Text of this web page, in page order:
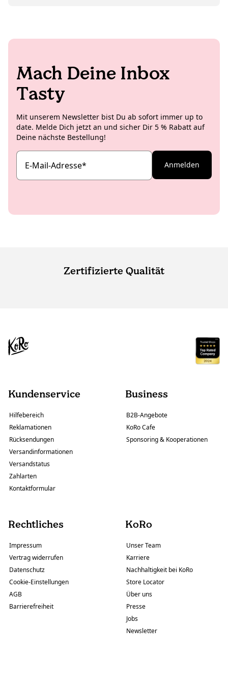
Mach Deine Inbox
Tasty
Mit unserem Newsletter bist Du ab sofort immer up to
date. Melde Dich jetzt an und sicher Dir 5 % Rabatt auf
Deine nächste Bestellung!
E-Mail-Adresse* Anmelden
Zertifizierte Qualität
Kundenservice
Hilfebereich
Reklamationen
Rücksendungen
Versandinformationen
Versandstatus
Zahlarten
Kontaktformular
Business
B2B-Angebote
KoRo Cafe
Sponsoring & Kooperationen
Rechtliches
Impressum
Vertrag widerrufen
Datenschutz
Cookie-Einstellungen
AGB
Barrierefreiheit
KoRo
Unser Team
Karriere
Nachhaltigkeit bei KoRo
Store Locator
Über uns
Presse
Jobs
Newsletter